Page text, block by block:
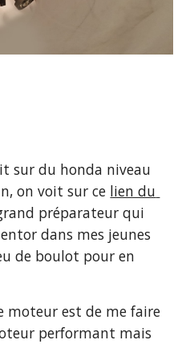
sur du honda niveau
on voit sur ce lien du
préparateur qui
dans mes jeunes
de boulot pour en
moteur est de me faire
performant mais